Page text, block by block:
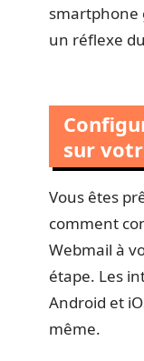
smartphone
un réflexe
sur
Vous êtes
comment
Webmail à
étape. Les
Android et
même.